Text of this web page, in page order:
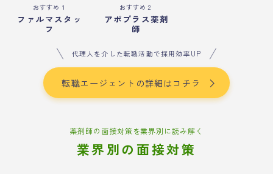
おすすめ１
ファルマスタッ
フ
おすすめ２
アポプラス薬剤
師
代理人を介した転職活動で採用効率UP
転職エージェントの詳細はコチラ
薬剤師の面接対策を業界別に読み解く
業界別の面接対策